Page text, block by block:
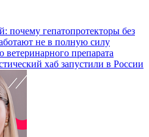
почему гепатопротекторы без
не в полную силу
препарата
хаб запустили в России